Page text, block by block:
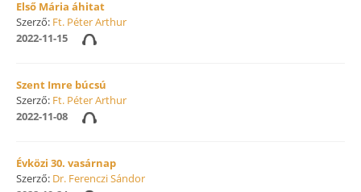
Első Mária áhitat
Szerző: Ft. Péter Arthur
2022-11-15
Szent Imre búcsú
Szerző: Ft. Péter Arthur
2022-11-08
Évközi 30. vasárnap
Szerző: Dr. Ferenczi Sándor